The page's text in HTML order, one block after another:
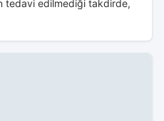
tedavi edilmediği takdirde,